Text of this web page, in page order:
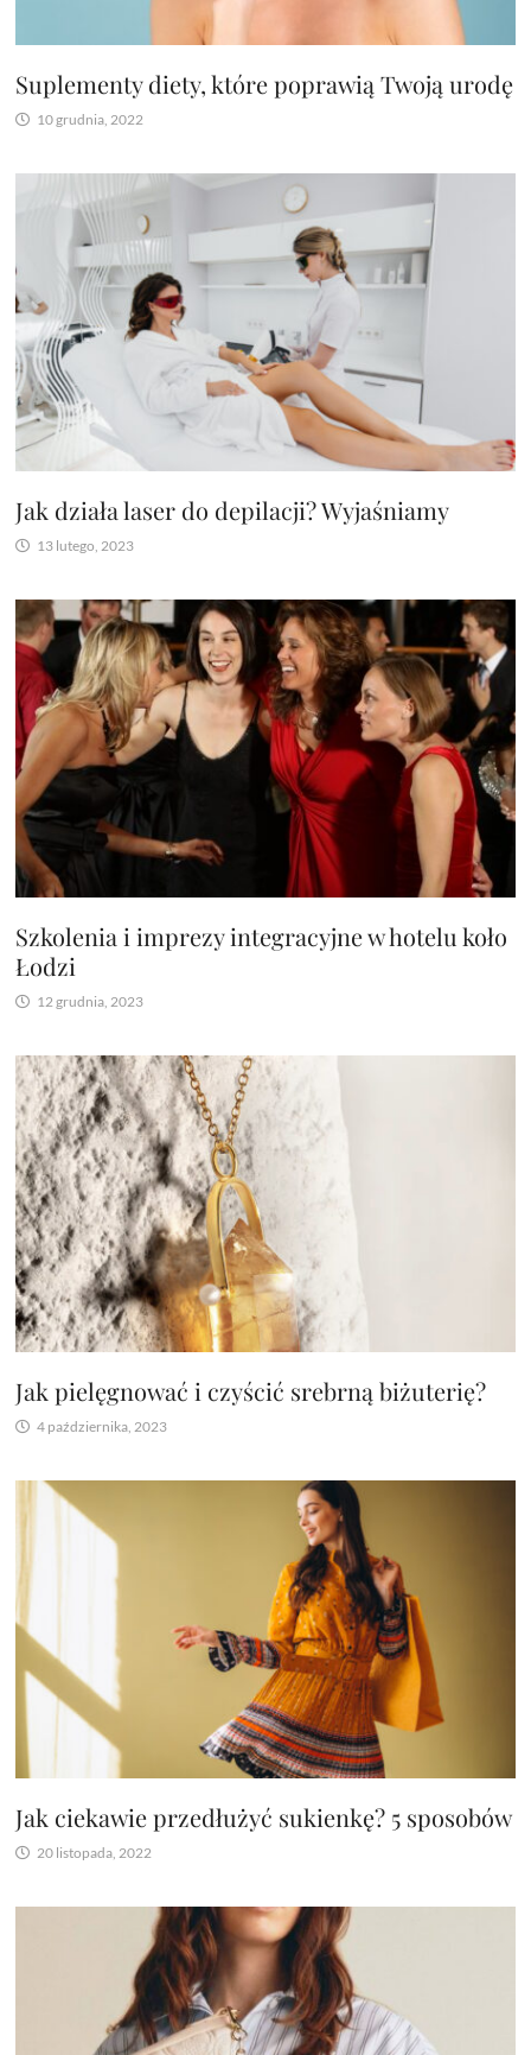
Suplementy diety, które poprawią Twoją urodę
10 grudnia, 2022
Jak działa laser do depilacji? Wyjaśniamy
13 lutego, 2023
Szkolenia i imprezy integracyjne w hotelu koło
Łodzi
12 grudnia, 2023
Jak pielęgnować i czyścić srebrną biżuterię?
4 października, 2023
Jak ciekawie przedłużyć sukienkę? 5 sposobów
20 listopada, 2022